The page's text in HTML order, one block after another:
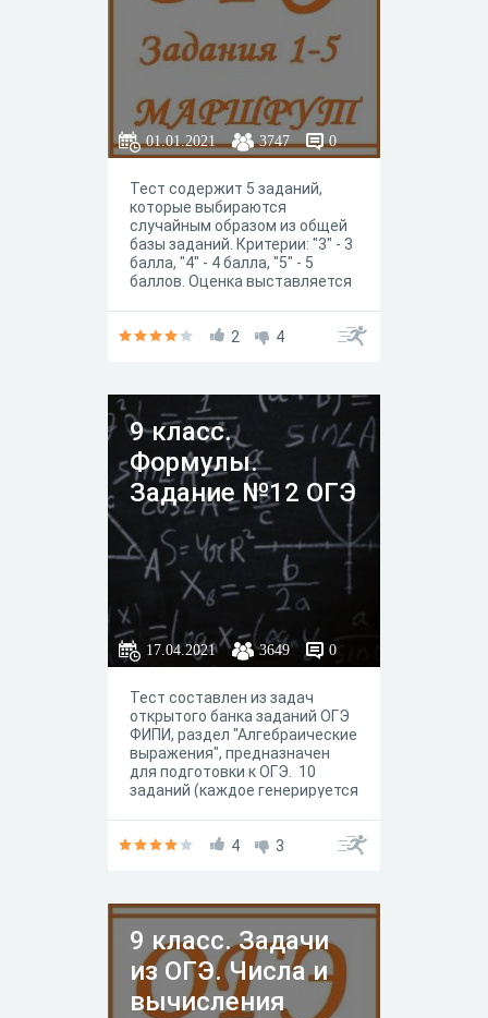
01.01.2021 3747 0
Тест содержит 5 заданий,
которые выбираются
случайным образом из общей
базы заданий. Критерии: "3" - 3
балла, "4" - 4 балла, "5" - 5
баллов. Оценка выставляется
2
4
9 класс.
Формулы.
Задание №12 ОГЭ
17.04.2021 3649 0
Тест составлен из задач
открытого банка заданий ОГЭ
ФИПИ, раздел "Алгебраические
выражения", предназначен
для подготовки к ОГЭ. 10
заданий (каждое генерируется
4 3
9 класс. Задачи
из ОГЭ. Числа и
вычисления